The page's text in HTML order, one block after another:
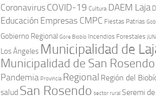
CoronavirusCOVID-19 Cultura DAEM Laja
Educación Empresas CMPC Fiestas Patrias
Gobierno Regional Gore Biobío Incendios Forestales
Los Ángeles Municipalidad de
Municipalidad de San Rosendo
Pandemia Provincia Regional Región del
salud San Rosendo sector rural Seremi